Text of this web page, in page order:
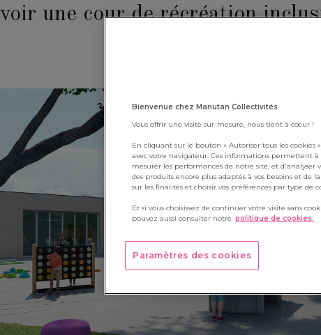
une cour de récréation
Bienvenue chez Manutan Collectivités
Vous offrir une visite sur-mesure, nous tient à cœur !
En cliquant sur le bouton « Autoriser tous les
avec votre navigateur. Ces informations permettent
mesurer les performances de notre site, et d'analyser
des produits encore plus adaptés à vos besoins et
sur les finalités et choisir vos préférences par type de
Et si vous choisissez de continuer votre visite sans
pouvez aussi consulter notre politique de cookies.
Paramètres des cookies